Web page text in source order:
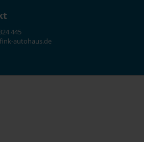
445
autohaus.de